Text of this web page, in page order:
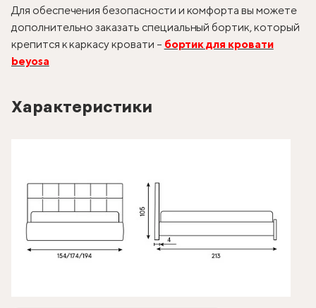
Для обеспечения безопасности и комфорта вы можете
дополнительно заказать специальный бортик, который
крепится к каркасу кровати – бортик для кровати
beyosa
Характеристики